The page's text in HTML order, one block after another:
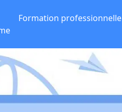
Formation professionnelle